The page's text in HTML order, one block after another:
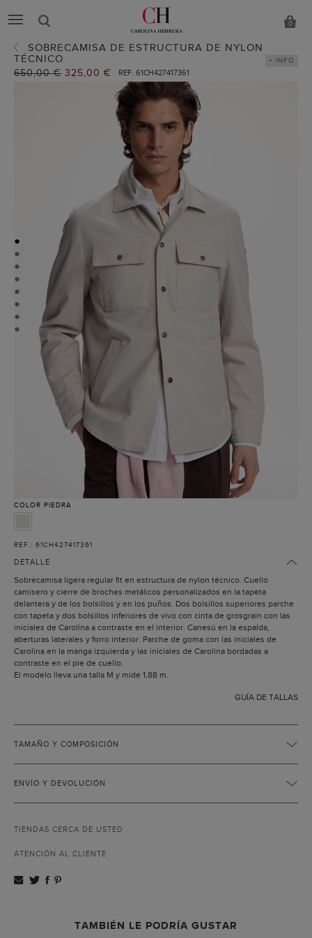
0
SOBRECAMISA DE ESTRUCTURA DE NYLON
TÉCNICO
Precio
650,00 € Precio
325,00 € REF. 61CH427417361
+ INFO
●
●
●
●
●
●
●
●
COLOR PIEDRA
REF.: 61CH427417361
DETALLE
Sobrecamisa ligera regular fit en estructura de nylon técnico. Cuello
camisero y cierre de broches metálicos personalizados en la tapeta
delantera y de los bolsillos y en los puños. Dos bolsillos superiores parche
con tapeta y dos bolsillos inferiores de vivo con cinta de grosgrain con las
iniciales de Carolina a contraste en el interior. Canesú en la espalda,
aberturas laterales y forro interior. Parche de goma con las iniciales de
Carolina en la manga izquierda y las iniciales de Carolina bordadas a
contraste en el pie de cuello.
El modelo lleva una talla M y mide 1,88 m.
GUÍA DE TALLAS
TAMAÑO Y COMPOSICIÓN
ENVÍO Y DEVOLUCIÓN
TIENDAS CERCA DE USTED
ATENCIÓN AL CLIENTE
TAMBIÉN LE PODRÍA GUSTAR